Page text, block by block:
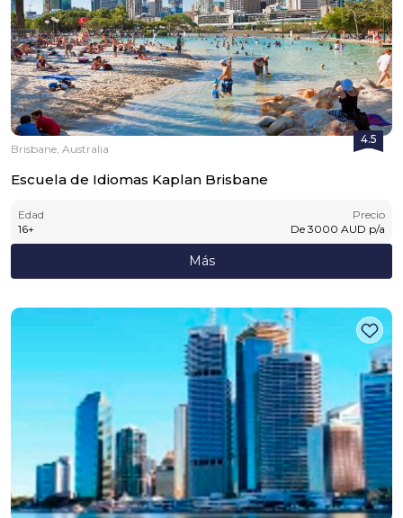
4.5
Brisbane, Australia
Escuela de Idiomas Kaplan Brisbane
Edad
16+
Precio
De 3000 AUD p/a
Más